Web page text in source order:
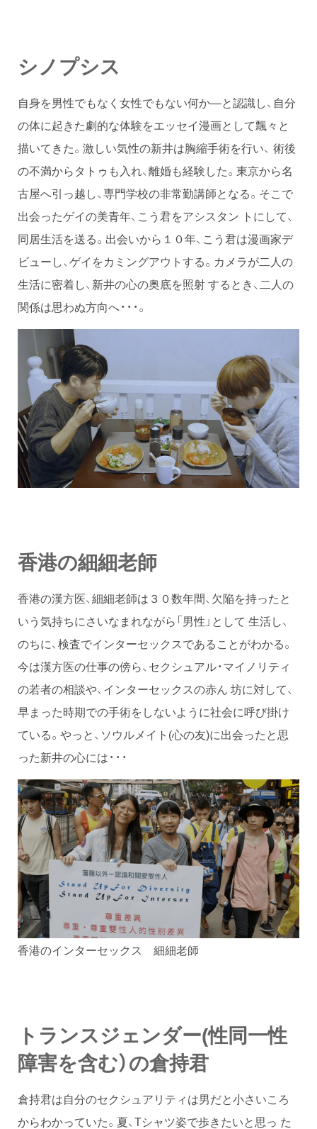
シノプシス
自身を男性でもなく女性でもない何か―と認識し、自分
の体に起きた劇的な体験をエッセイ漫画として飄々と
描いてきた。激しい気性の新井は胸縮手術を行い、 術後
の不満からタトゥも入れ、離婚も経験した。東京から名
古屋へ引っ越し、専門学校の非常勤講師となる。そこで
出会ったゲイの美青年、こう君をアシスタン トにして、
同居生活を送る。出会いから１０年、こう君は漫画家デ
ビューし、ゲイをカミングアウトする。カメラが二人の
生活に密着し、新井の心の奥底を照射 するとき、二人の
関係は思わぬ方向へ・・・。
香港の細細老師
香港の漢方医、細細老師は３０数年間、欠陥を持ったと
いう気持ちにさいなまれながら「男性」として 生活し、
のちに、検査でインターセックスであることがわかる。
今は漢方医の仕事の傍ら、セクシュアル・マイノリティ
の若者の相談や、インターセックスの赤ん 坊に対して、
早まった時期での手術をしないように社会に呼び掛け
ている。やっと、ソウルメイト(心の友)に出会ったと思
った新井の心には・・・
香港のインターセックス 細細老師
トランスジェンダー(性同一性
障害を含む）の倉持君
倉持君は自分のセクシュアリティは男だと小さいころ
からわかっていた。夏、Tシャツ姿で歩きたいと思っ た